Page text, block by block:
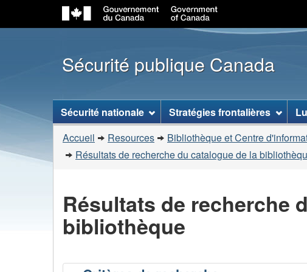
Sécurité publique Canada
Menu
des
sujets
Sécurité nationale Stratégies frontalières
Vous
êtes
Accueil Resources Bibliothèque et Centre
Résultats de recherche du catalogue de la
Résultats de recherche
bibliothèque